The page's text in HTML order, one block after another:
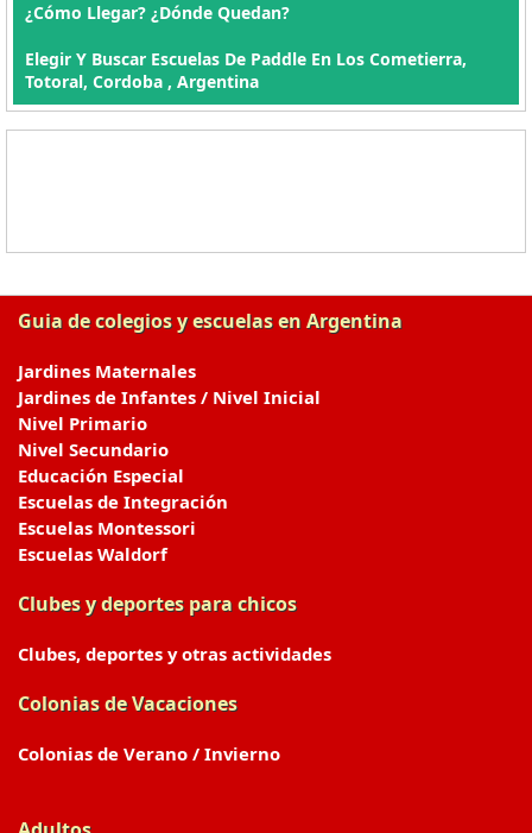
¿Cómo Llegar? ¿Dónde Quedan?
Elegir Y Buscar Escuelas De Paddle En Los Cometierra,
Totoral, Cordoba , Argentina
Guia de colegios y escuelas en Argentina
Jardines Maternales
Jardines de Infantes / Nivel Inicial
Nivel Primario
Nivel Secundario
Educación Especial
Escuelas de Integración
Escuelas Montessori
Escuelas Waldorf
Clubes y deportes para chicos
Clubes, deportes y otras actividades
Colonias de Vacaciones
Colonias de Verano / Invierno